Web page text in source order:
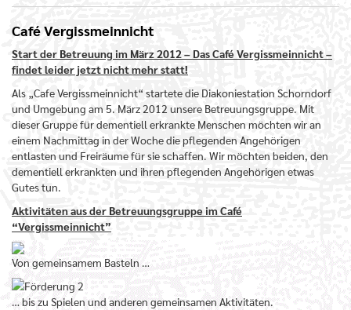
Café Vergissmeinnicht
Start der Betreuung im März 2012 – Das Café Vergissmeinnicht –
findet leider jetzt nicht mehr statt!
Als „Cafe Vergissmeinnicht“ startete die Diakoniestation Schorndorf
und Umgebung am 5. März 2012 unsere Betreuungsgruppe. Mit
dieser Gruppe für dementiell erkrankte Menschen möchten wir an
einem Nachmittag in der Woche die pflegenden Angehörigen
entlasten und Freiräume für sie schaffen. Wir möchten beiden, den
dementiell erkrankten und ihren pflegenden Angehörigen etwas
Gutes tun.
Aktivitäten aus der Betreuungsgruppe im Café
“Vergissmeinnicht”
Von gemeinsamem Basteln …
… bis zu Spielen und anderen gemeinsamen Aktivitäten.